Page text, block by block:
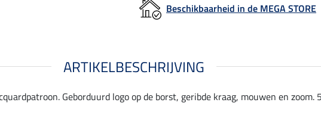
Beschikbaarheid in de MEGA STORE
ARTIKELBESCHRIJVING
Geborduurd logo op de borst, geribde kraag, mouwen en zoom.